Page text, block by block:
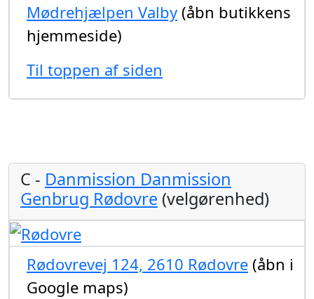
Mødrehjælpen Valby (åbn butikkens
hjemmeside)
Til toppen af siden
C - Danmission Danmission
Genbrug Rødovre (velgørenhed)
Rødovrevej 124, 2610 Rødovre (åbn i
Google maps)